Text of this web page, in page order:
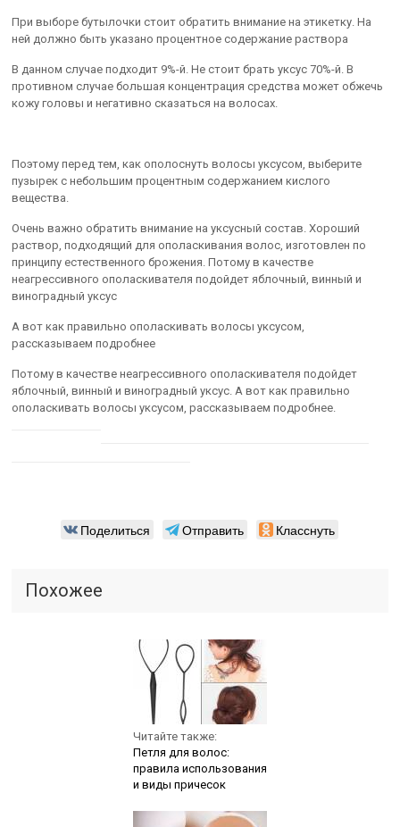
При выборе бутылочки стоит обратить внимание на этикетку. На
ней должно быть указано процентное содержание раствора
В данном случае подходит 9%-й. Не стоит брать уксус 70%-й. В
противном случае большая концентрация средства может обжечь
кожу головы и негативно сказаться на волосах.
Поэтому перед тем, как ополоснуть волосы уксусом, выберите
пузырек с небольшим процентным содержанием кислого
вещества.
Очень важно обратить внимание на уксусный состав. Хороший
раствор, подходящий для ополаскивания волос, изготовлен по
принципу естественного брожения. Потому в качестве
неагрессивного ополаскивателя подойдет яблочный, винный и
виноградный уксус
А вот как правильно ополаскивать волосы уксусом,
рассказываем подробнее
Потому в качестве неагрессивного ополаскивателя подойдет
яблочный, винный и виноградный уксус. А вот как правильно
ополаскивать волосы уксусом, рассказываем подробнее.
Поделиться Отправить Класснуть
Похожее
Читайте также:
Петля для волос:
правила использования
и виды причесок